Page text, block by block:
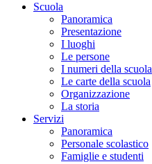
Scuola
Panoramica
Presentazione
I luoghi
Le persone
I numeri della scuola
Le carte della scuola
Organizzazione
La storia
Servizi
Panoramica
Personale scolastico
Famiglie e studenti